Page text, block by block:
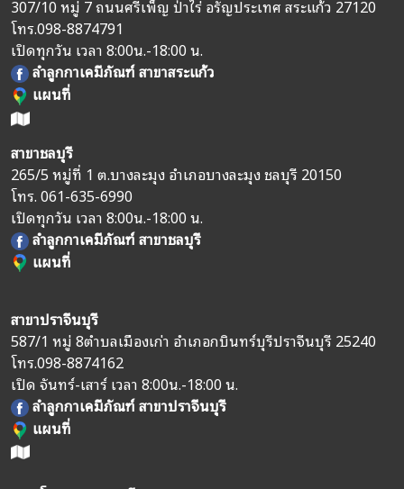
307/10 หมู่ 7 ถนนศรีเพ็ญ ป่าไร่ อรัญประเทศ สระแก้ว 27120
โทร.098-8874791
เปิดทุกวัน เวลา 8:00น.-18:00 น.
ลำลูกกาเคมีภัณฑ์ สาขาสระแก้ว
แผนที่
สาขาชลบุรี
265/5 หมู่ที่ 1 ต.บางละมุง อำเภอบางละมุง ชลบุรี 20150
โทร.061-635-6990
เปิดทุกวัน เวลา 8:00น.-18:00 น.
ลำลูกกาเคมีภัณฑ์ สาขาชลบุรี
แผนที่
สาขาปราจีนบุรี
587/1 หมู่ 8ตำบลเมืองเก่า อำเภอกบินทร์บุรีปราจีนบุรี 25240
โทร.098-8874162
เปิด จันทร์-เสาร์ เวลา 8:00น.-18:00 น.
ลำลูกกาเคมีภัณฑ์ สาขาปราจีนบุรี
แผนที่